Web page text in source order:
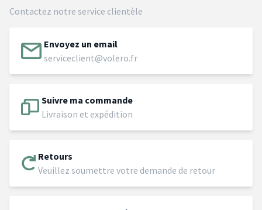
Contactez notre service clientèle
Envoyez un email
serviceclient@volero.fr
Suivre ma commande
Livraison et expédition
Retours
Veuillez soumettre votre demande de retour